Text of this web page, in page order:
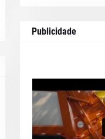
Publicidade